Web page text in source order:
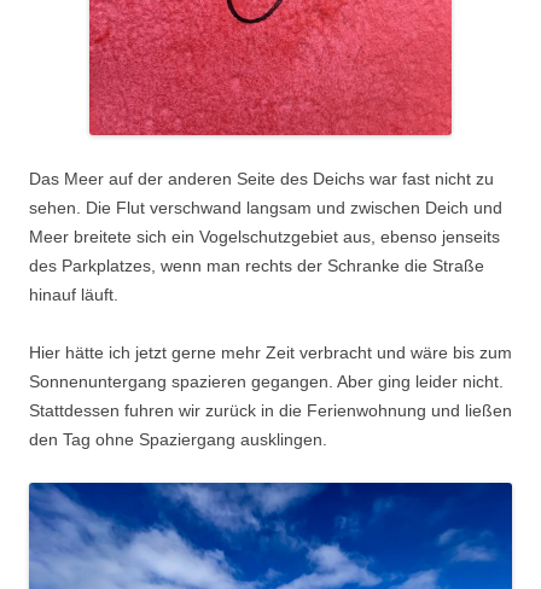
Das Meer auf der anderen Seite des Deichs war fast nicht zu
sehen. Die Flut verschwand langsam und zwischen Deich und
Meer breitete sich ein Vogelschutzgebiet aus, ebenso jenseits
des Parkplatzes, wenn man rechts der Schranke die Straße
hinauf läuft.
Hier hätte ich jetzt gerne mehr Zeit verbracht und wäre bis zum
Sonnenuntergang spazieren gegangen. Aber ging leider nicht.
Stattdessen fuhren wir zurück in die Ferienwohnung und ließen
den Tag ohne Spaziergang ausklingen.